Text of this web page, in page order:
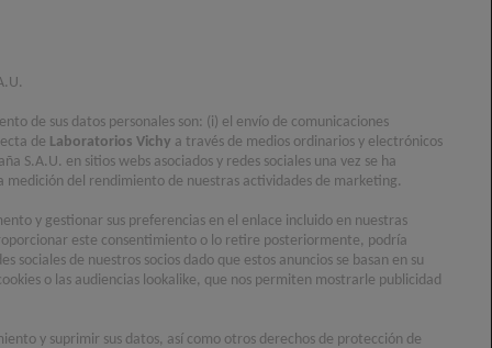
de sus datos personales son: (i) el envío de comunicaciones
de Laboratorios Vichy a través de medios ordinarios y electrónicos
S.A.U. en sitios webs asociados y redes sociales una vez se ha
medición del rendimiento de nuestras actividades de marketing.
y gestionar sus preferencias en el enlace incluido en nuestras
este consentimiento o lo retire posteriormente, podría
sociales de nuestros socios dado que estos anuncios se basan en su
o las audiencias lookalike, que nos permiten mostrarle publicidad
y suprimir sus datos, así como otros derechos de protección de